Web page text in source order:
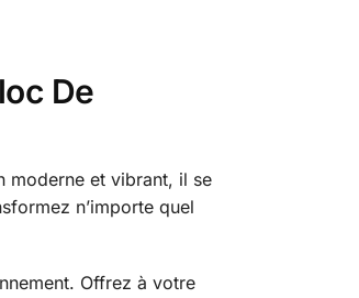
De
moderne et vibrant, il se
n’importe quel
Offrez à votre